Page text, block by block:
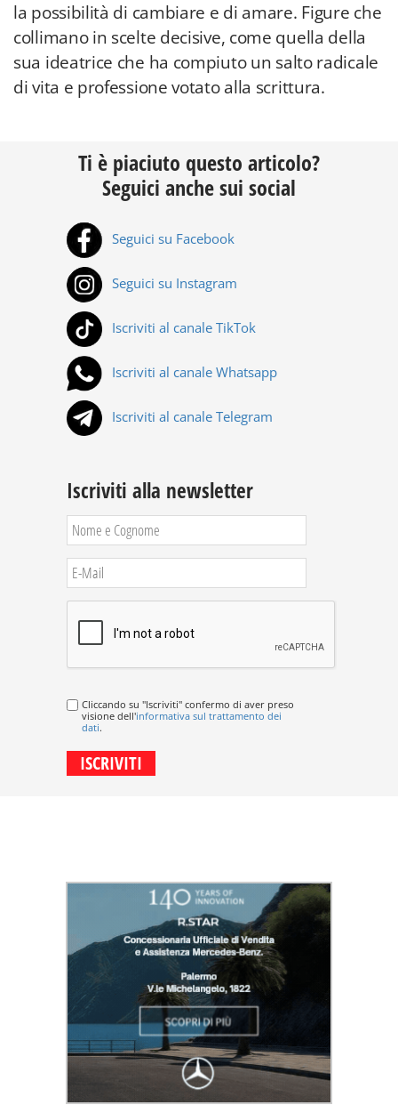
la possibilità di cambiare e di amare. Figure che
collimano in scelte decisive, come quella della
sua ideatrice che ha compiuto un salto radicale
di vita e professione votato alla scrittura.
Ti è piaciuto questo articolo?
Seguici anche sui social
Seguici su Facebook
Seguici su Instagram
Iscriviti al canale TikTok
Iscriviti al canale Whatsapp
Iscriviti al canale Telegram
Iscriviti alla newsletter
Cliccando su "Iscriviti" confermo di aver preso
visione dell'informativa sul trattamento dei
dati.